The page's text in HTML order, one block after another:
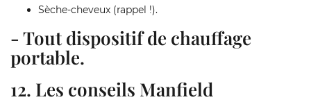
Sèche-cheveux (rappel !).
- Tout dispositif de chauffage
portable.
12. Les conseils Manfield